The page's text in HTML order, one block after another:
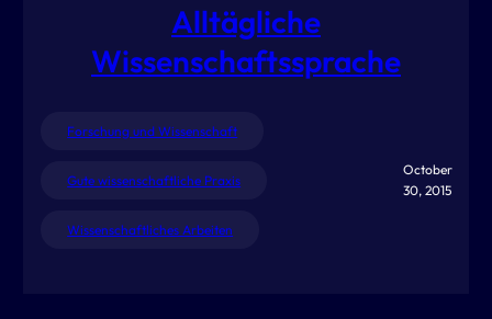
Alltägliche
Wissenschaftssprache
Forschung und Wissenschaft
Gute wissenschaftliche Praxis
Wissenschaftliches Arbeiten
October
30, 2015